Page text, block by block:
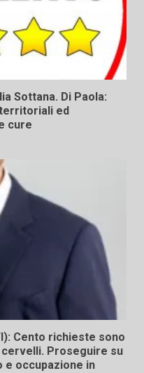
Sottana. Di Paola:
ed
cure
Cento richieste sono
Proseguire su
e occupazione in